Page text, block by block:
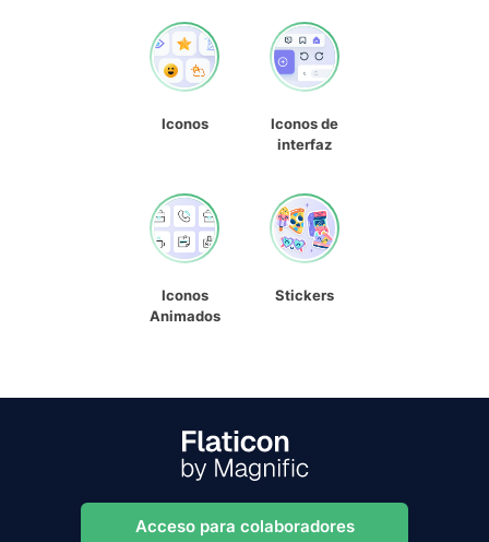
Iconos
Iconos de
interfaz
Iconos
Animados
Stickers
Acceso para colaboradores